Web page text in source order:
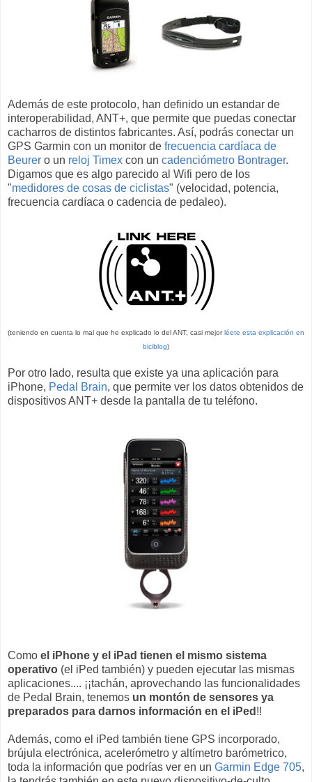
Además de este protocolo, han definido un estandar de
interoperabilidad, ANT+, que permite que puedas conectar
cacharros de distintos fabricantes. Así, podrás conectar un
GPS Garmin con un monitor de frecuencia cardíaca de
Beurer o un reloj Timex con un cadenciómetro Bontrager.
Digamos que es algo parecido al Wifi pero de los
"medidores de cosas de ciclistas" (velocidad, potencia,
frecuencia cardíaca o cadencia de pedaleo).
(teniendo en cuenta lo mal que he explicado lo del ANT, casi mejorléete esta explicación en
biciblog)
Por otro lado, resulta que existe ya una aplicación para
iPhone, Pedal Brain, que permite ver los datos obtenidos de
dispositivos ANT+ desde la pantalla de tu teléfono.
Como el iPhone y el iPad tienen el mismo sistema
operativo (el iPed también) y pueden ejecutar las mismas
aplicaciones.... ¡¡tachán, aprovechando las funcionalidades
de Pedal Brain, tenemos un montón de sensores ya
preparados para darnos información en el iPed !!
Además, como el iPed también tiene GPS incorporado,
brújula electrónica, acelerómetro y altímetro barómetrico,
toda la información que podrías ver en un Garmin Edge 705,